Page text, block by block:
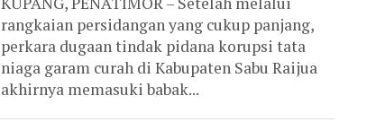
rangkaian persidangan yang cukup panjang,
perkara dugaan tindak pidana korupsi tata
niaga garam curah di Kabupaten Sabu Raijua
akhirnya memasuki babak...